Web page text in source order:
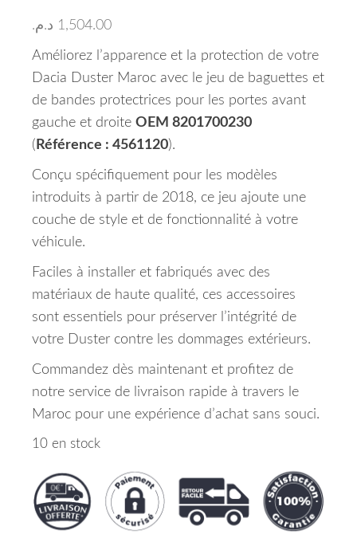
1,504.00 د.م.
Améliorez l’apparence et la protection de votre
Dacia Duster Maroc avec le jeu de baguettes et
de bandes protectrices pour les portes avant
gauche et droite OEM 8201700230
( Référence : 4561120).
Conçu spécifiquement pour les modèles
introduits à partir de 2018, ce jeu ajoute une
couche de style et de fonctionnalité à votre
véhicule.
Faciles à installer et fabriqués avec des
matériaux de haute qualité, ces accessoires
sont essentiels pour préserver l’intégrité de
votre Duster contre les dommages extérieurs.
Commandez dès maintenant et profitez de
notre service de livraison rapide à travers le
Maroc pour une expérience d’achat sans souci.
10 en stock